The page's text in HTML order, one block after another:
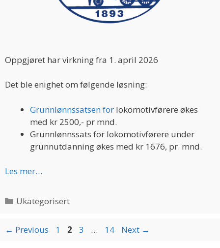
Oppgjøret har virkning fra 1. april 2026
Det ble enighet om følgende løsning:
Grunnlønnssatsen for lokomotivførere økes
med kr 2500,- pr mnd.
Grunnlønnssats for lokomotivførere under
grunnutdanning økes med kr 1676, pr. mnd.
Les mer…
Categories
Ukategorisert
← Previous Page
1 Page
2 Page
3 … Page
14 Next →